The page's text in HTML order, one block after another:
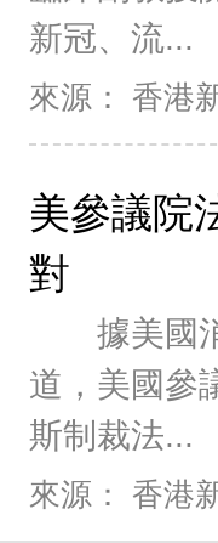
新冠、流...
來源： 香港
美參議院
對
據美國消
道，美國參
斯制裁法...
來源： 香港